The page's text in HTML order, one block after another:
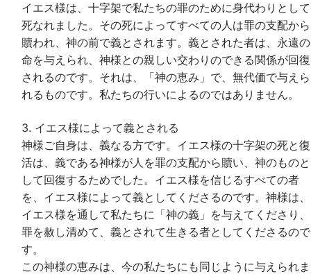
イエス様は、十字架で私たちの罪のために身代わりとして
死なれました。その死によってすべての人は罪の支配から
贖われ、神の前で義とされます。義とされた者は、永遠の
命を与えられ、神様との親しい交わりのできる関係が回復
されるのです。それは、「神の恵み」で、無代価で与えら
れるものです。私たちの行いによるのではありません。
3. イエス様によって義とされる
神様ご自身は、義なる方です。イエス様の十字架の死と復
活は、義である神様が人を罪の支配から贖い、神のものと
して回復するためでした。イエス様を信じるすべての者
を、イエス様によって義としてくださるのです。神様は、
イエス様を通して私たちに「神の義」を与えてくださり、
罪を赦し清めて、義とされて生きる者としてくださるので
す。
この神様の恵みは、今の私たちにも同じように与えられま